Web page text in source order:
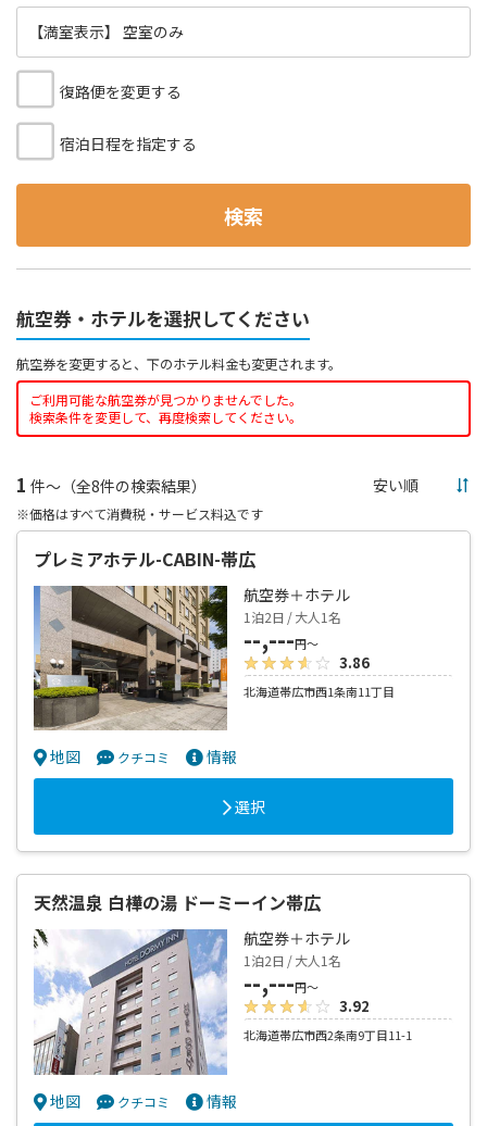
【満室表示】 空室のみ
復路便を変更する
宿泊日程を指定する
検索
航空券・ホテルを選択してください
航空券を変更すると、下のホテル料金も変更されます。
ご利用可能な航空券が見つかりませんでした。
検索条件を変更して、再度検索してください。
1 件～（全8件の検索結果）
※価格はすべて消費税・サービス料込です
プレミアホテル-CABIN-帯広
航空券＋ホテル
1泊2日 / 大人1名
--,---円～
3.86
北海道帯広市西1条南11丁目
地図 クチコミ 情報
選択
天然温泉 白樺の湯 ドーミーイン帯広
航空券＋ホテル
1泊2日 / 大人1名
--,---円～
3.92
北海道帯広市西2条南9丁目11-1
地図 クチコミ 情報